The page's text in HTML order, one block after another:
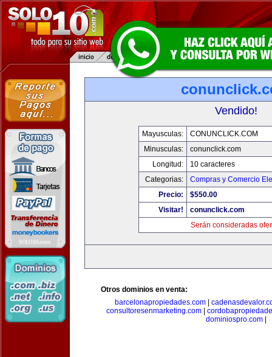
Vendido!
Mayusculas:
CONUNCLICK.COM
Minusculas:
conunclick.com
Longitud:
10 caracteres
Categorias:
Compras y Comercio
Precio:
$550.00
Visitar!
conunclick.com
Serán consideradas
Otros dominios en venta:
barcelonapropiedades.com|
consultoresenmarketing.com
dominiospro.com